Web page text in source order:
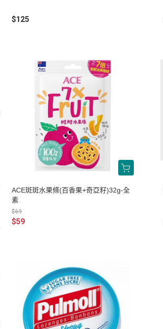
$125
ACE斑斑水果條(百香果+奇亞籽)32g-全
素
$69
$59